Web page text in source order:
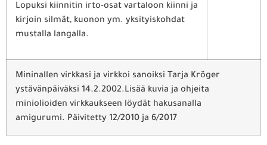
Lopuksi kiinnitin irto-osat vartaloon kiinni ja
kirjoin silmät, kuonon ym. yksityiskohdat
mustalla langalla.
Mininallen virkkasi ja virkkoi sanoiksi Tarja Kröger
ystävänpäiväksi 14.2.2002.Lisää kuvia ja ohjeita
miniolioiden virkkaukseen löydät hakusanalla
amigurumi. Päivitetty 12/2010 ja 6/2017